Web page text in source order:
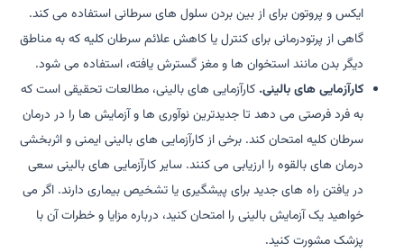
ایکس و پروتون برای از بین بردن سلول های سرطانی استفاده می کند.
گاهی از پرتودرمانی برای کنترل یا کاهش علائم سرطان کلیه که به مناطق
دیگر بدن مانند استخوان ها و مغز گسترش یافته، استفاده می شود.
کارآزمایی های بالینی. کارآزمایی های بالینی، مطالعات تحقیقی است که
به فرد فرصتی می دهد تا جدیدترین نوآوری ها و آزمایش ها را در درمان
سرطان کلیه امتحان کند. برخی از کارآزمایی های بالینی ایمنی و اثربخشی
درمان های بالقوه را ارزیابی می کنند. سایر کارآزمایی های بالینی سعی
در یافتن راه های جدید برای پیشگیری یا تشخیص بیماری دارند. اگر می
خواهید یک آزمایش بالینی را امتحان کنید، درباره مزایا و خطرات آن با
پزشک مشورت کنید.